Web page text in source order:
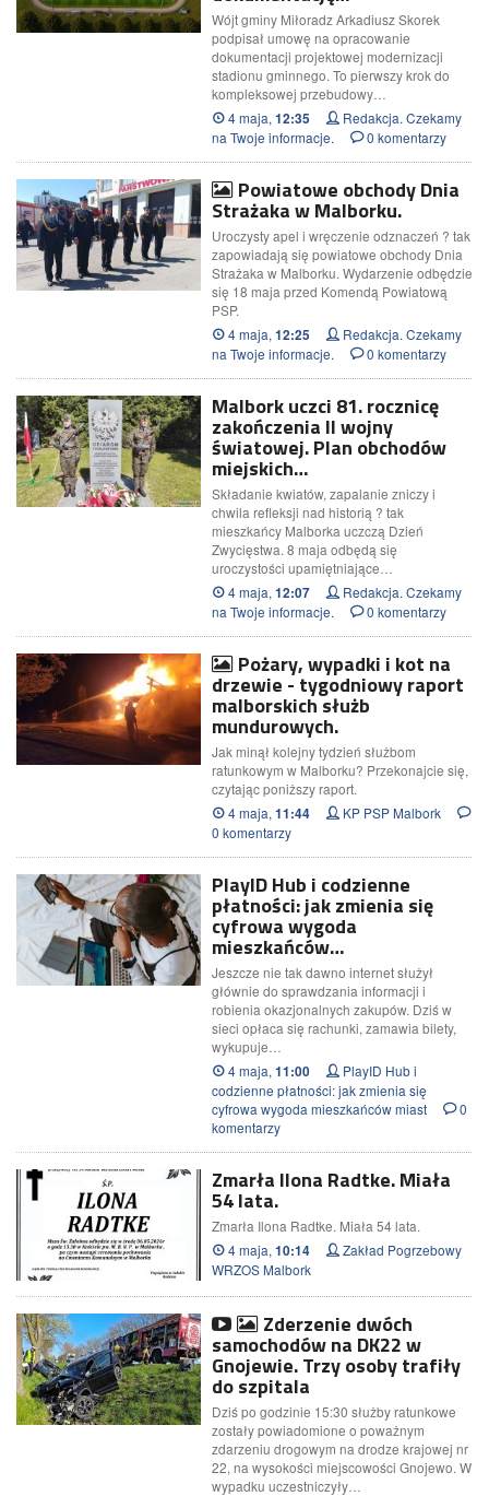
Wójt gminy Miłoradz Arkadiusz Skorek
podpisał umowę na opracowanie
dokumentacji projektowej modernizacji
stadionu gminnego. To pierwszy krok do
kompleksowej przebudowy…
4 maja, 12:35
Redakcja. Czekamy
na Twoje informacje.
0 komentarzy
Powiatowe obchody Dnia
Strażaka w Malborku.
Uroczysty apel i wręczenie odznaczeń ? tak
zapowiadają się powiatowe obchody Dnia
Strażaka w Malborku. Wydarzenie odbędzie
się 18 maja przed Komendą Powiatową
PSP.
4 maja, 12:25
Redakcja. Czekamy
na Twoje informacje.
0 komentarzy
Malbork uczci 81. rocznicę
zakończenia II wojny
światowej. Plan obchodów
miejskich…
Składanie kwiatów, zapalanie zniczy i
chwila refleksji nad historią ? tak
mieszkańcy Malborka uczczą Dzień
Zwycięstwa. 8 maja odbędą się
uroczystości upamiętniające…
4 maja, 12:07
Redakcja. Czekamy
na Twoje informacje.
0 komentarzy
Pożary, wypadki i kot na
drzewie - tygodniowy raport
malborskich służb
mundurowych.
Jak minął kolejny tydzień służbom
ratunkowym w Malborku? Przekonajcie się,
czytając poniższy raport.
4 maja, 11:44
KP PSP Malbork
0 komentarzy
PlayID Hub i codzienne
płatności: jak zmienia się
cyfrowa wygoda
mieszkańców…
Jeszcze nie tak dawno internet służył
głównie do sprawdzania informacji i
robienia okazjonalnych zakupów. Dziś w
sieci opłaca się rachunki, zamawia bilety,
wykupuje…
4 maja, 11:00
PlayID Hub i
codzienne płatności: jak zmienia się
cyfrowa wygoda mieszkańców miast
0
komentarzy
Zmarła Ilona Radtke. Miała
54 lata.
Zmarła Ilona Radtke. Miała 54 lata.
4 maja, 10:14
Zakład Pogrzebowy
WRZOS Malbork
Zderzenie dwóch
samochodów na DK22 w
Gnojewie. Trzy osoby trafiły
do szpitala
Dziś po godzinie 15:30 służby ratunkowe
zostały powiadomione o poważnym
zdarzeniu drogowym na drodze krajowej nr
22, na wysokości miejscowości Gnojewo. W
wypadku uczestniczyły…